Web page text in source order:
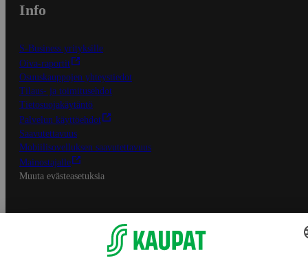
Info
S-Business yrityksille
Oiva-raportit
Osuuskauppojen yhteystiedot
Tilaus- ja toimitusehdot
Tietosuojakäytäntö
Palvelun käyttöehdot
Saavutettavuus
Mobiilisovelluksen saavutettavuus
Mainostajalle
Muuta evästeasetuksia
S-ryhmän palvelut